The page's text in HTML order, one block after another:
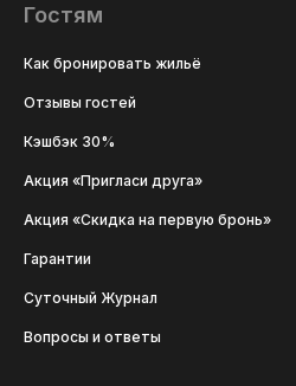
Гостям
Как бронировать жильё
Отзывы гостей
Кэшбэк 30%
Акция «Пригласи друга»
Акция «Скидка на первую бронь»
Гарантии
Суточный Журнал
Вопросы и ответы